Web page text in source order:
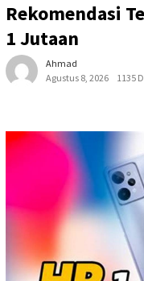
Rekomendasi
1 Jutaan
Ahmad
Agustus 8, 2026
1135